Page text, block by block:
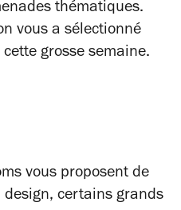
thématiques.
vous a sélectionné
grosse semaine.
vous proposent de
certains grands